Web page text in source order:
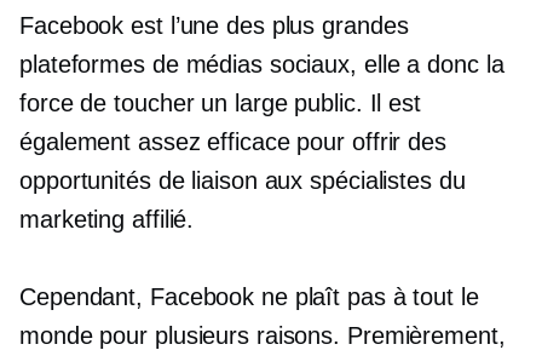
Facebook est l’une des plus grandes
plateformes de médias sociaux, elle a donc la
force de toucher un large public. Il est
également assez efficace pour offrir des
opportunités de liaison aux spécialistes du
marketing affilié.
Cependant, Facebook ne plaît pas à tout le
monde pour plusieurs raisons. Premièrement,